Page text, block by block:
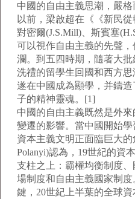
中國的自由主義思潮，嚴
以前，梁啟超在《《新民
對密爾(J.S.Mill)、斯賓塞
可以視作自由主義的先聲
瀾。到五四時期，隨著大
洗禮的留學生回國和西方
遂在中國成為顯學，并鑄
子的精神靈魂。[1]
中國的自由主義既然是外
變遷的影響。當中國開始
資本主義文明正面臨巨大
Polanyi)認為，19世紀的資
支柱之上：霸權均衡制度
場制度和自由主義國家制
鍵，20世紀上半葉的全球